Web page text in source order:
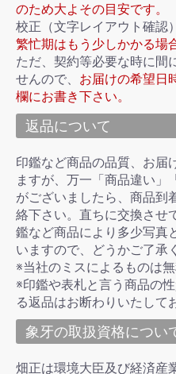
のため大よその目安です。
校正（文字レイアウト確認
繁忙期はもう少しかかる場
ただ、契約等必要な時に間
せんので、 お届けの希望日
欄にお書き下さい。
返品について
印鑑など商品の品質、お届
ますが、万一「商品違い」
がございましたら、商品到
絡下さい。直ちに交換させ
鑑など商品により多少写真
いますので、どうかご了承
※当社のミスによるものは
※印鑑や表札と言う商品の
る返品はお断わりいたして
象牙の取扱資格につい
畑正は環境大臣及び経済産